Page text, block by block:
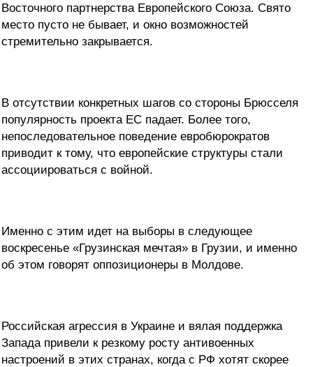
Восточного партнерства Европейского Союза. Свято
место пусто не бывает, и окно возможностей
стремительно закрывается.
В отсутствии конкретных шагов со стороны Брюсселя
популярность проекта ЕС падает. Более того,
непоследовательное поведение евробюрократов
приводит к тому, что европейские структуры стали
ассоциироваться с войной.
Именно с этим идет на выборы в следующее
воскресенье «Грузинская мечтая» в Грузии, и именно
об этом говорят оппозиционеры в Молдове.
Российская агрессия в Украине и вялая поддержка
Запада привели к резкому росту антивоенных
настроений в этих странах, когда с РФ хотят скорее